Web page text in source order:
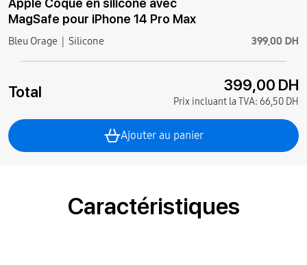
Apple Coque en silicone avec
MagSafe pour iPhone 14 Pro Max
Bleu Orage Silicone 399,00 DH
Total 399,00 DH
Prix incluant la TVA: 66,50 DH
Ajouter au panier
Caractéristiques